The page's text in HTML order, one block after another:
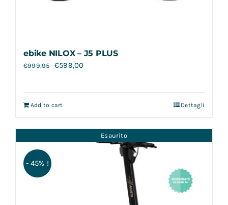
ebike NILOX – J5 PLUS
€999,95 €599,00
Add to cart Dettagli
Esaurito
- 45% !